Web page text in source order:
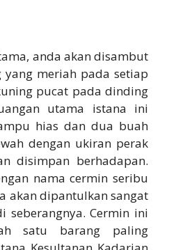
anda akan disambut
meriah pada setiap
pucat pada dinding
utama istana ini
hias dan dua buah
dengan ukiran perak
disimpan berhadapan.
nama cermin seribu
akan dipantulkan sangat
seberangnya. Cermin ini
satu barang paling